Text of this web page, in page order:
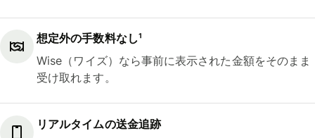
想定外の手数料なし¹
Wise（ワイズ）なら事前に表示された金額をそのまま
受け取れます。
リアルタイムの送金追跡